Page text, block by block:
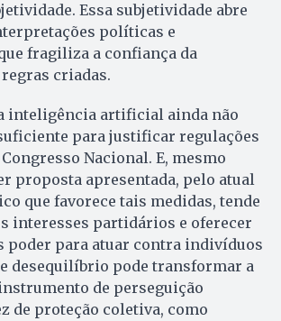
Essa subjetividade abre
políticas e
fragiliza a confiança da
criadas.
inteligência artificial ainda não
para justificar regulações
Nacional. E, mesmo
proposta apresentada, pelo atual
que favorece tais medidas, tende
interesses partidários e oferecer
poder para atuar contra indivíduos
desequilíbrio pode transformar a
de perseguição
de proteção coletiva, como